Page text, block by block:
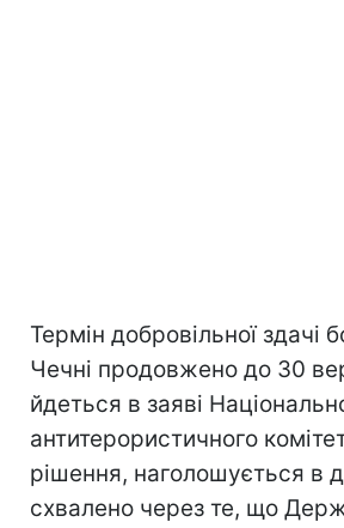
Термін добровільної здачі
Чечні продовжено до 30
йдеться в заяві
антитерористичного
рішення, наголошується в
схвалено через те, що